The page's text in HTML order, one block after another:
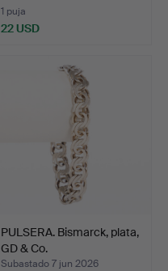
1 puja
22 USD
PULSERA. Bismarck, plata,
GD & Co.
Subastado 7 jun 2026